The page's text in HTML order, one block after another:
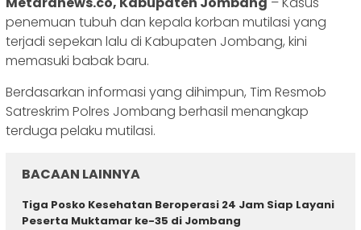
penemuan tubuh dan kepala korban mutilasi yang
terjadi sepekan lalu di Kabupaten Jombang, kini
memasuki babak baru.
Berdasarkan informasi yang dihimpun, Tim Resmob
Satreskrim Polres Jombang berhasil menangkap
terduga pelaku mutilasi.
BACAAN LAINNYA
Tiga Posko Kesehatan Beroperasi 24 Jam Siap Layani
Peserta Muktamar ke-35 di Jombang